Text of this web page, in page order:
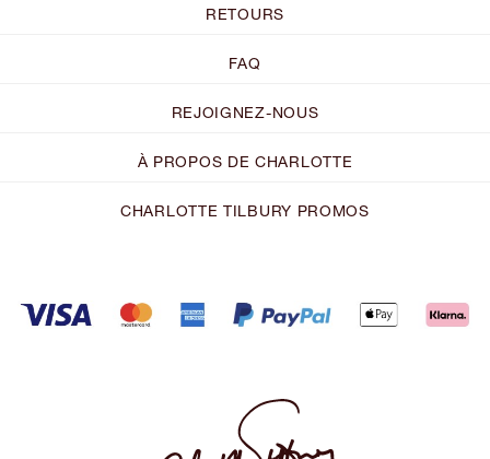
RETOURS
FAQ
REJOIGNEZ-NOUS
À PROPOS DE CHARLOTTE
CHARLOTTE TILBURY PROMOS